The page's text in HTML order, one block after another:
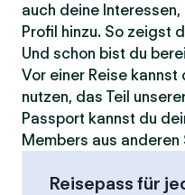
auch deine
Profil hinzu. So zeigst
Und schon bist du
Vor einer Reise kannst
nutzen, das Teil
Passport kannst du
Members aus
Reisepass für